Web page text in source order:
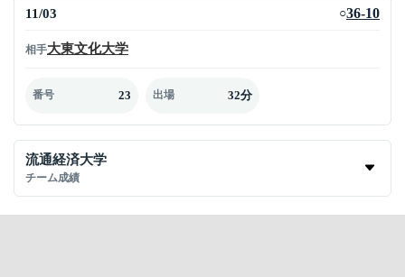
11/03 ○36-10
相手大東文化大学
番号 23 出場 32分
流通経済大学
チーム成績